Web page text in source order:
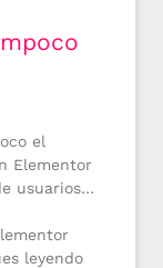
el
Elementor
usuarios…
leyendo